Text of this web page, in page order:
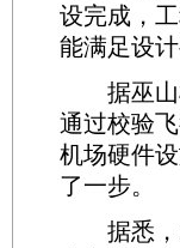
设完成，
能满足设
据巫山机
通过校验
机场硬件
了一步。
据悉，